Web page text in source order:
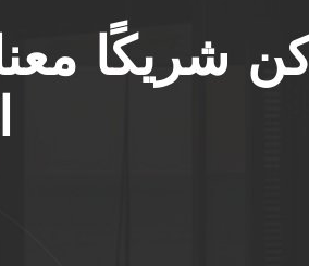
كن شريكًا